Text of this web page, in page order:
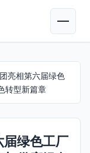
亮相第六届绿色
转型新篇章
届绿色工厂